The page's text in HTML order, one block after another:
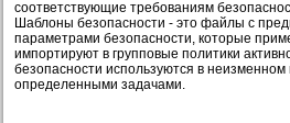
соответствующие требованиям
Шаблоны безопасности - это файлы с
параметрами безопасности, которые
импортируют в групповые политики
безопасности используются в
определенными задачами.